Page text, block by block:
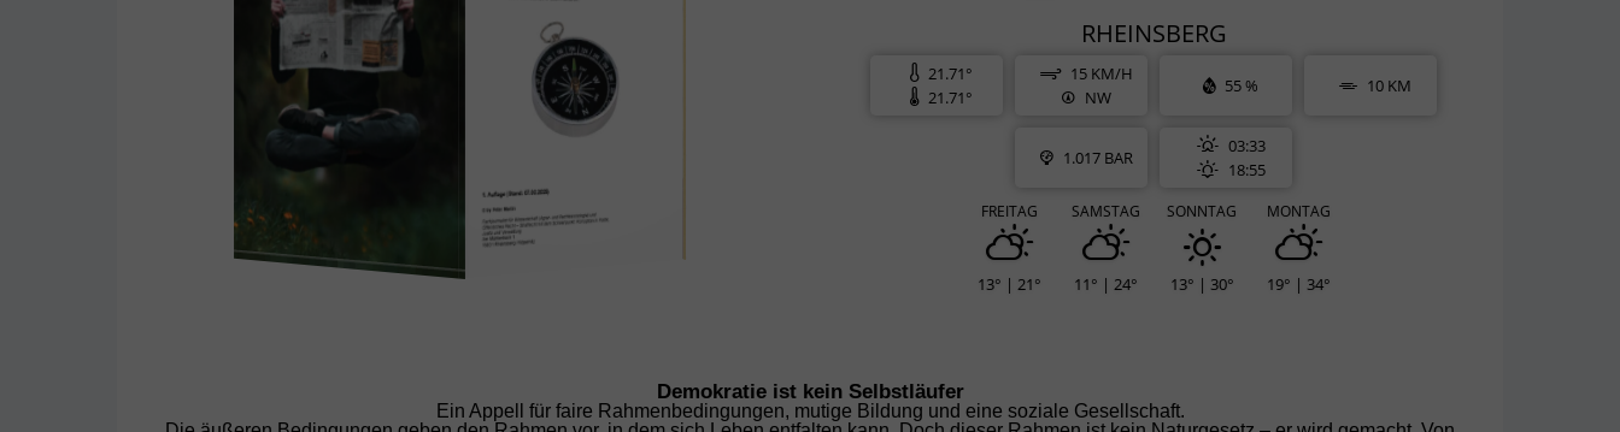
RHEINSBERG
21.71°
21.71°
15 KM/H
NW
55 % 10 KM
1.017 BAR
03:33
18:55
FREITAG
13° | 21°
SAMSTAG
11° | 24°
SONNTAG
13° | 30°
MONTAG
19° | 34°
Demokratie ist kein Selbstläufer
Ein Appell für faire Rahmenbedingungen, mutige Bildung und eine soziale Gesellschaft.